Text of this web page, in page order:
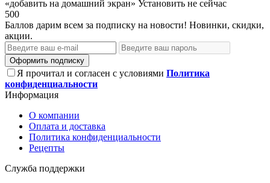
«добавить на домашний экран» Установить не сейчас
500
Баллов дарим всем за подписку на новости! Новинки, скидки,
акции.
Оформить подписку
Я прочитал и согласен с условиями Политика
конфиденциальности
Информация
О компании
Оплата и доставка
Политика конфиденциальности
Рецепты
Служба поддержки